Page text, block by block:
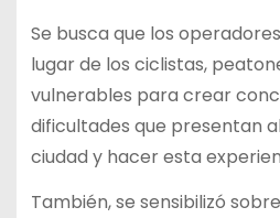
Se busca que los
lugar de los ciclistas,
vulnerables para crear
dificultades que presentan
ciudad y hacer esta
También, se sensibilizó